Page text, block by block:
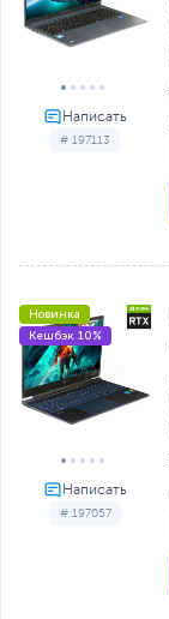
# 197113
# 197057
Новинка
Кешбэк 10%